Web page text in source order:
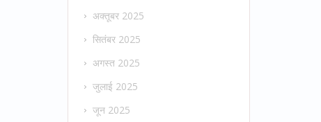
अक्तूबर 2025
सितंबर 2025
अगस्त 2025
जुलाई 2025
जून 2025